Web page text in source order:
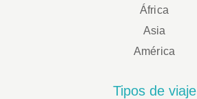
África
Asia
América
Tipos de viaje